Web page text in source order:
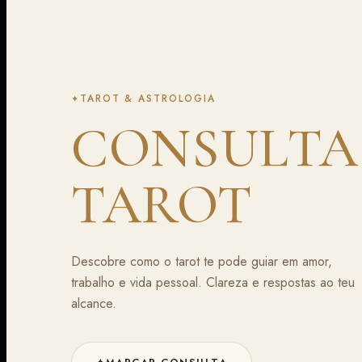
✦ TAROT & ASTROLOGIA
TAROT
Descobre como o tarot te pode guiar em amor,
trabalho e vida pessoal. Clareza e respostas ao teu
alcance.